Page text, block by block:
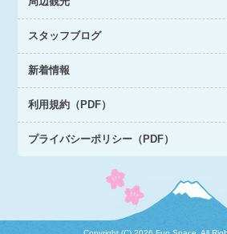
スタッフブログ
新着情報
利用規約（PDF）
プライバシーポリシー（PDF）